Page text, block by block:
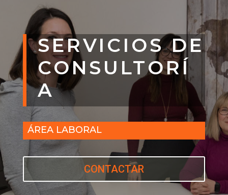
SERVICIOS DE
CONSULTORÍ
A
ÁREA LABORAL
CONTACTAR